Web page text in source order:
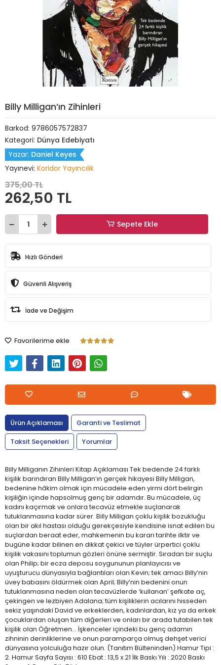
Billy Milligan’ın Zihinleri
Barkod: 9786057572837
Kategori: Dünya Edebiyatı
Yazar: Daniel Keyes
Yayınevi: Koridor Yayıncılık
375,00 TL
262,50 TL
Sepete Ekle
Hızlı Gönderi
Güvenli Alışveriş
İade ve Değişim
Favorilerime ekle
Ürün Açıklaması
Garanti ve Teslimat
Taksit Seçenekleri
Yorumlar
Billy Milliganın Zihinleri Kitap Açıklaması Tek bedende 24 farklı
kişilik barındıran Billy Milligan’ın gerçek hikayesi Billy Milligan,
bedenine hâkim olmak için mücadele eden yirmi dört belirgin
kişiliğin içinde hapsolmuş genç bir adamdır. Bu mücadele, üç
kadını kaçırmak ve onlara tecavüz etmekle suçlanarak
tutuklanmasına kadar sürer. Billy Milligan çoklu kişilik bozukluğu
olan bir akıl hastası olduğu gerekçesiyle kendisine isnat edilen bu
suçlardan beraat eder, mahkemenin bu kararı tarihte ilktir ve
bugüne kadar bilinen en dikkat çekici ve tüyler ürpertici çoklu
kişilik vakasını toplumun gözleri önüne sermiştir. Sıradan bir suçlu
olan Philip; bir ecza deposu soygununun planlayıcısı ve
uyuşturucu dünyasıyla bağlantıları olan Kevin; tek amacı Billy’nin
üvey babasını öldürmek olan April; Billy’nin bedenini onun
tutuklanmasına neden olan tecavüzlerde ‘kullanan’ şefkate aç,
çekingen ve lezbiyen Adalana; tüm kişiliklerin acılarını hisseden
sekiz yaşındaki David ve erkeklerden, kadınlardan, kız ya da erkek
çocuklardan oluşan tüm diğerleri ve onları bir arada tutabilen tek
kişilik olan Öğretmen… İşkenceler içindeki bu genç adamın
zihninin derinliklerine ve onun paramparça olmuş dehşet verici
dünyasına yolculuğa hazır olun. (Tanıtım Bülteninden) Hamur Tipi :
2. Hamur Sayfa Sayısı : 610 Ebat : 13,5 x 21 İlk Baskı Yılı : 2020 Baskı